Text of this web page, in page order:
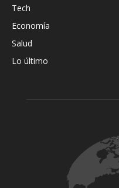
Tech
Economía
Salud
Lo último